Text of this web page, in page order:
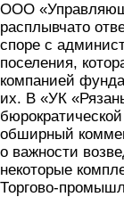
ООО
расплывчато
споре с
поселения,
компанией
их. В «УК
обширный
о важности
некоторые
Торгово-